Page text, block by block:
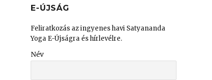
E-ÚJSÁG
Feliratkozás az ingyenes havi Satyananda
Yoga E-Újságra és hírlevélre.
Név